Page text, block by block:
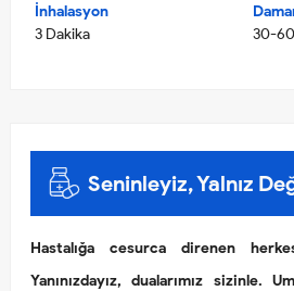
İnhalasyon
3 Dakika
30-
Seninleyiz, Yalnız
Hastalığa cesurca direnen
Yanınızdayız, dualarımız sizinle.